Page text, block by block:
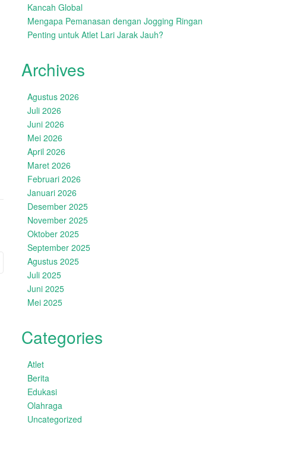
Kancah Global
Mengapa Pemanasan dengan Jogging Ringan
Penting untuk Atlet Lari Jarak Jauh?
Archives
Agustus 2026
Juli 2026
Juni 2026
Mei 2026
April 2026
Maret 2026
Februari 2026
Januari 2026
Desember 2025
November 2025
Oktober 2025
September 2025
Agustus 2025
Juli 2025
Juni 2025
Mei 2025
Categories
Atlet
Berita
Edukasi
Olahraga
Uncategorized